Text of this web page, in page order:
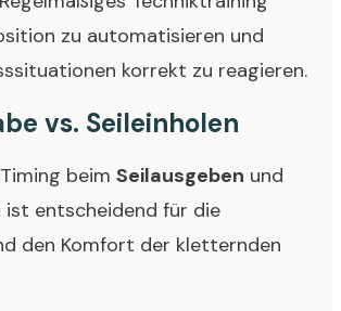
zu automatisieren und
korrekt zu reagieren.
vs. Seileinholen
beim Seilausgeben und
ist entscheidend für die
den Komfort der kletternden